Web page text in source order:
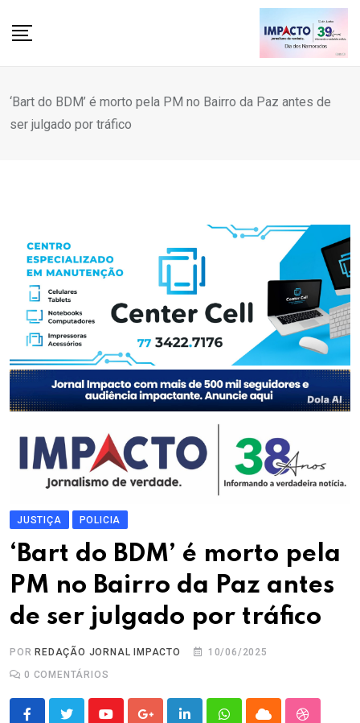
‘Bart do BDM’ é morto pela PM no Bairro da Paz antes de
ser julgado por tráfico
JUSTIÇA POLICIA
‘Bart do BDM’ é morto pela
PM no Bairro da Paz antes
de ser julgado por tráfico
POR REDAÇÃO JORNAL IMPACTO
10/06/2025
0 COMENTÁRIOS